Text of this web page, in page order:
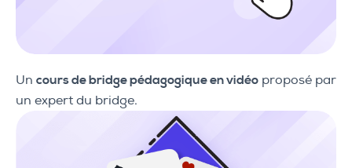
Un cours de bridge pédagogique en vidéo proposé par
un expert du bridge.